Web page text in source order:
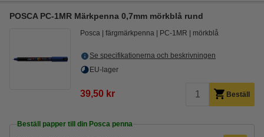
POSCA PC-1MR Märkpenna 0,7mm mörkblå rund
Posca färgmärkpenna PC-1MR mörkblå
Se specifikationerna och beskrivningen
EU-lager
39,50 kr Beställ
Beställ papper till din Posca penna